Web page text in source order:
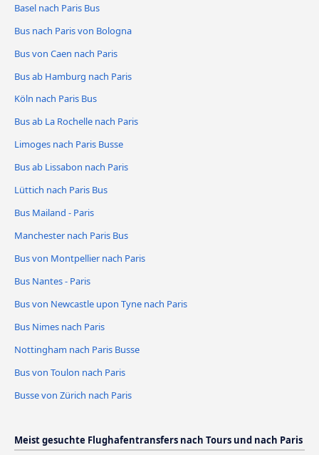
Basel nach Paris Bus
Bus nach Paris von Bologna
Bus von Caen nach Paris
Bus ab Hamburg nach Paris
Köln nach Paris Bus
Bus ab La Rochelle nach Paris
Limoges nach Paris Busse
Bus ab Lissabon nach Paris
Lüttich nach Paris Bus
Bus Mailand - Paris
Manchester nach Paris Bus
Bus von Montpellier nach Paris
Bus Nantes - Paris
Bus von Newcastle upon Tyne nach Paris
Bus Nimes nach Paris
Nottingham nach Paris Busse
Bus von Toulon nach Paris
Busse von Zürich nach Paris
Meist gesuchte Flughafentransfers nach Tours und nach Paris